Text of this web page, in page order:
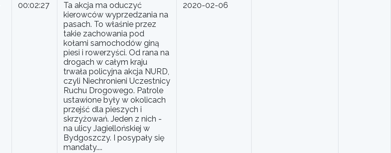
00:02:27
Ta akcja ma oduczyć
kierowców wyprzedzania na
pasach. To właśnie przez
takie zachowania pod
kołami samochodów giną
piesi i rowerzyści. Od rana na
drogach w całym kraju
trwała policyjna akcja NURD,
czyli Niechronieni Uczestnicy
Ruchu Drogowego. Patrole
ustawione były w okolicach
przejść dla pieszych i
skrzyżowań. Jeden z nich -
na ulicy Jagiellońskiej w
Bydgoszczy. I posypały się
mandaty....
2020-02-06